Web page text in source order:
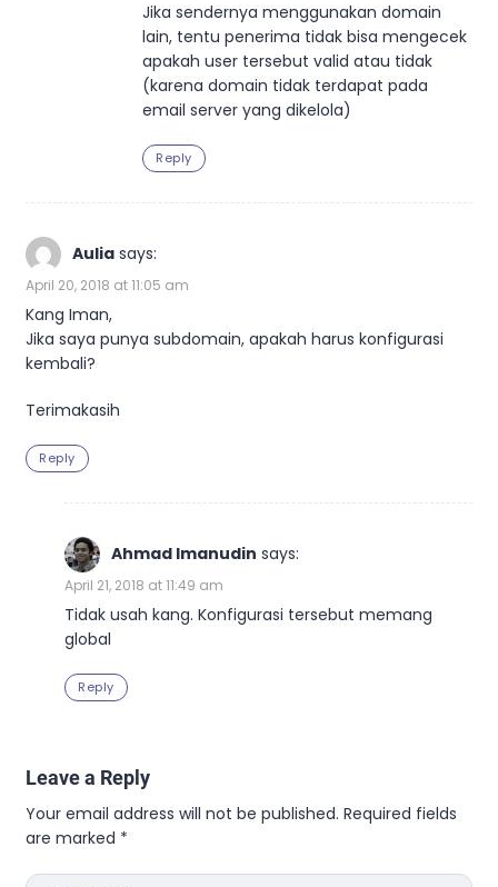
Jika sendernya menggunakan domain
lain, tentu penerima tidak bisa mengecek
apakah user tersebut valid atau tidak
(karena domain tidak terdapat pada
email server yang dikelola)
Reply
Aulia says:
April 20, 2018 at 11:05 am
Kang Iman,
Jika saya punya subdomain, apakah harus konfigurasi
kembali?
Terimakasih
Reply
Ahmad Imanudin says:
April 21, 2018 at 11:49 am
Tidak usah kang. Konfigurasi tersebut memang
global
Reply
Leave a Reply
Your email address will not be published. Required fields
are marked *